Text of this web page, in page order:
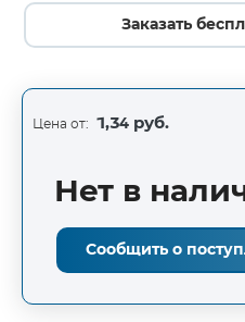
Заказать
Цена от: 1,34 руб.
Нет в
Сообщить о